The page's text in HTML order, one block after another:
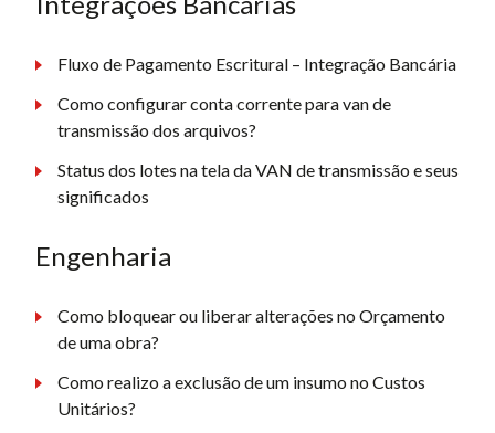
Fluxo de Pagamento Escritural – Integração Bancária
Como configurar conta corrente para van de
transmissão dos arquivos?
Status dos lotes na tela da VAN de transmissão e seus
significados
Engenharia
Como bloquear ou liberar alterações no Orçamento
de uma obra?
Como realizo a exclusão de um insumo no Custos
Unitários?